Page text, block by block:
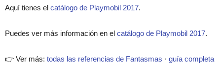
Aquí tienes el catálogo de Playmobil 2017.
Puedes ver más información en el catálogo de Playmobil 2017.
👉 Ver más: todas las referencias de Fantasmas · guía completa